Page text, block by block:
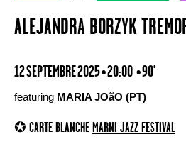
ALEJANDRA BORZYK
12 SEPTEMBRE 2025 • 20:00 • 90'
featuring MARIA JOãO (PT)
✪ CARTE BLANCHE MARNI JAZZ FESTIVAL